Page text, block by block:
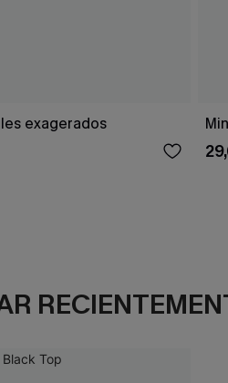
exagerados